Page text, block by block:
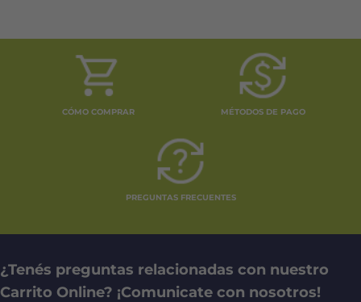
CÓMO COMPRAR MÉTODOS DE PAGO
PREGUNTAS FRECUENTES
¿Tenés preguntas relacionadas con nuestro
Carrito Online? ¡Comunicate con nosotros!